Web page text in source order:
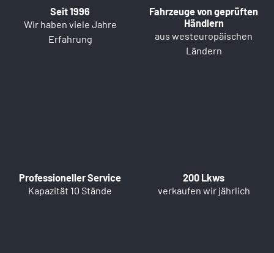
Seit 1996
Wir haben viele Jahre
Erfahrung
Fahrzeuge von geprüften
Händlern
aus westeuropäischen
Ländern
Professioneller Service
Kapazität 10 Stände
200 Lkws
verkaufen wir jährlich